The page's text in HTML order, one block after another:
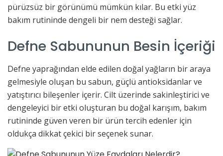
pürüzsüz bir görünümü mümkün kılar. Bu etki yüz
bakım rutininde dengeli bir nem desteği sağlar.
Defne Sabununun Besin İçeriği
Defne yaprağından elde edilen doğal yağların bir araya
gelmesiyle oluşan bu sabun, güçlü antioksidanlar ve
yatıştırıcı bileşenler içerir. Cilt üzerinde sakinleştirici ve
dengeleyici bir etki oluşturan bu doğal karışım, bakım
rutininde güven veren bir ürün tercih edenler için
oldukça dikkat çekici bir seçenek sunar.